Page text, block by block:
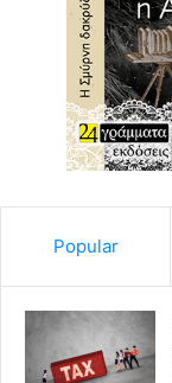
Popular